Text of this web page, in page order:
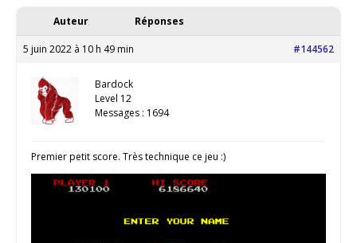
Auteur Réponses
5 juin 2022 à 10 h 49 min #144562
Bardock
Level 12
Messages : 1694
Premier petit score. Très technique ce jeu :)